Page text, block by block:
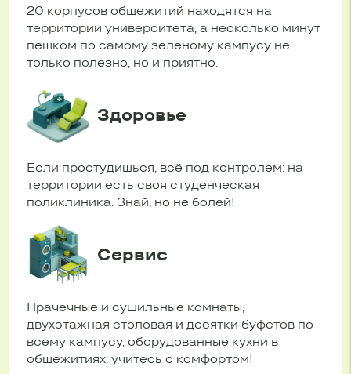
20 корпусов общежитий находятся на
территории университета, а несколько минут
пешком по самому зелёному кампусу не
только полезно, но и приятно.
Здоровье
Если простудишься, всё под контролем: на
территории есть своя студенческая
поликлиника. Знай, но не болей!
Сервис
Прачечные и сушильные комнаты,
двухэтажная столовая и десятки буфетов по
всему кампусу, оборудованные кухни в
общежитиях: учитесь с комфортом!